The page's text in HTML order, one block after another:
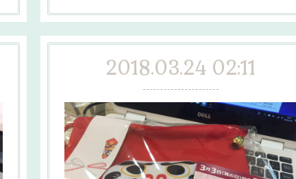
2018.03.24 02:11